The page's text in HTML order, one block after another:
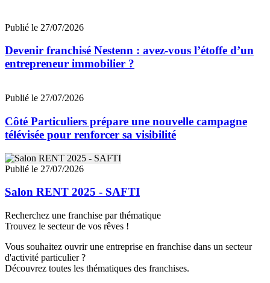
Publié le 27/07/2026
Devenir franchisé Nestenn : avez-vous l’étoffe d’un
entrepreneur immobilier ?
Publié le 27/07/2026
Côté Particuliers prépare une nouvelle campagne
télévisée pour renforcer sa visibilité
Publié le 27/07/2026
Salon RENT 2025 - SAFTI
Recherchez une franchise par thématique
Trouvez le secteur de vos rêves !
Vous souhaitez ouvrir une entreprise en franchise dans un secteur
d'activité particulier ?
Découvrez toutes les thématiques des franchises.